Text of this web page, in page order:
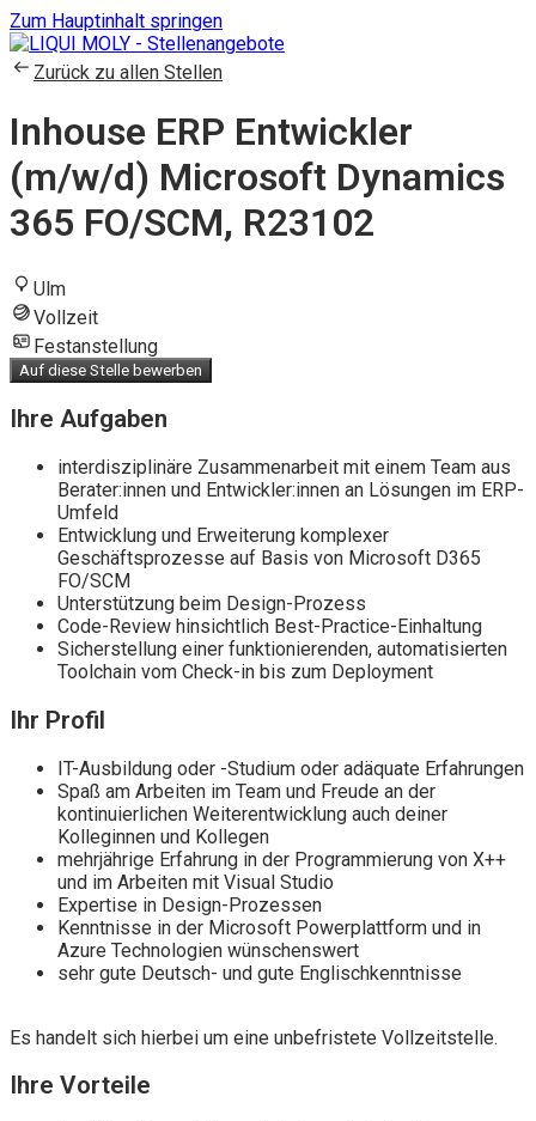
Zum Hauptinhalt springen
Zurück zu allen Stellen
Inhouse ERP Entwickler
(m/w/d) Microsoft Dynamics
365 FO/SCM, R23102
Ulm
Vollzeit
Festanstellung
Auf diese Stelle bewerben
Ihre Aufgaben
interdisziplinäre Zusammenarbeit mit einem Team aus
Berater:innen und Entwickler:innen an Lösungen im ERP-
Umfeld
Entwicklung und Erweiterung komplexer
Geschäftsprozesse auf Basis von Microsoft D365
FO/SCM
Unterstützung beim Design-Prozess
Code-Review hinsichtlich Best-Practice-Einhaltung
Sicherstellung einer funktionierenden, automatisierten
Toolchain vom Check-in bis zum Deployment
Ihr Profil
IT-Ausbildung oder -Studium oder adäquate Erfahrungen
Spaß am Arbeiten im Team und Freude an der
kontinuierlichen Weiterentwicklung auch deiner
Kolleginnen und Kollegen
mehrjährige Erfahrung in der Programmierung von X++
und im Arbeiten mit Visual Studio
Expertise in Design-Prozessen
Kenntnisse in der Microsoft Powerplattform und in
Azure Technologien wünschenswert
sehr gute Deutsch- und gute Englischkenntnisse
Es handelt sich hierbei um eine unbefristete Vollzeitstelle.
Ihre Vorteile